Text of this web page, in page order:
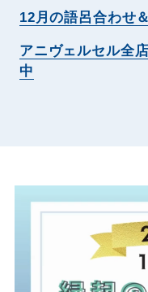
12月の語呂合わせ
アニヴェルセル全
中